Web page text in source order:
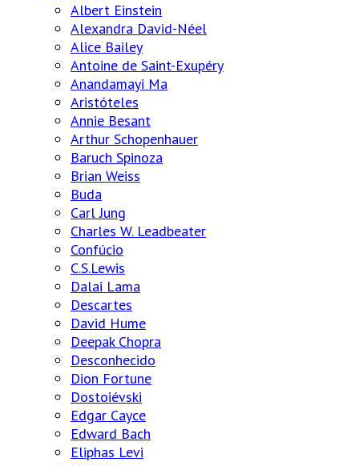
Albert Einstein
Alexandra David-Néel
Alice Bailey
Antoine de Saint-Exupéry
Anandamayi Ma
Aristóteles
Annie Besant
Arthur Schopenhauer
Baruch Spinoza
Brian Weiss
Buda
Carl Jung
Charles W. Leadbeater
Confúcio
C.S.Lewis
Dalai Lama
Descartes
David Hume
Deepak Chopra
Desconhecido
Dion Fortune
Dostoiévski
Edgar Cayce
Edward Bach
Eliphas Levi